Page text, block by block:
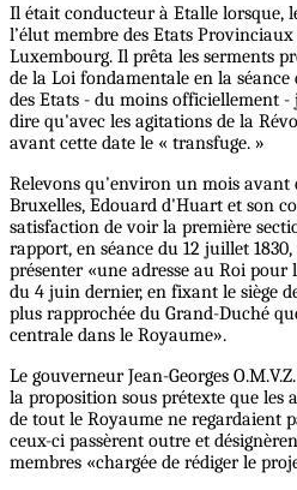
Il était conducteur à Etalle lorsque,
l’élut membre des Etats
Luxembourg. Il prêta les serments
de la Loi fondamentale en la
des Etats - du moins officiellement -
dire qu'avec les agitations de la
avant cette date le « transfuge. »
Relevons qu'environ un mois
Bruxelles, Edouard d'Huart et son
satisfaction de voir la première
rapport, en séance du 12 juillet
présenter «une adresse au Roi
du 4 juin dernier, en fixant le siège
plus rapprochée du Grand-Duché
centrale dans le Royaume».
Le gouverneur Jean-Georges
la proposition sous prétexte que
de tout le Royaume ne regardaient
ceux-ci passèrent outre et
membres «chargée de rédiger le